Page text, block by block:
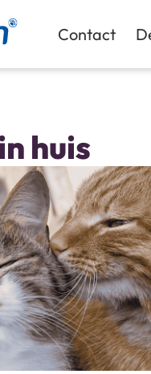
Contact
huis